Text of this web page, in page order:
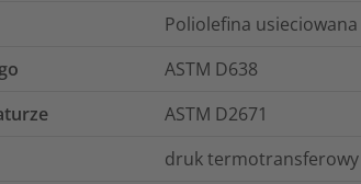
Poliolefina usieciowana
ASTM D638
ASTM D2671
druk termotransferowy